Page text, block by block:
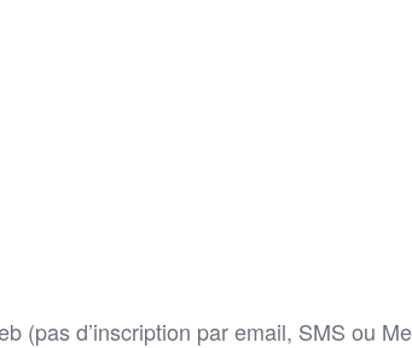
(pas d’inscription par email, SMS ou